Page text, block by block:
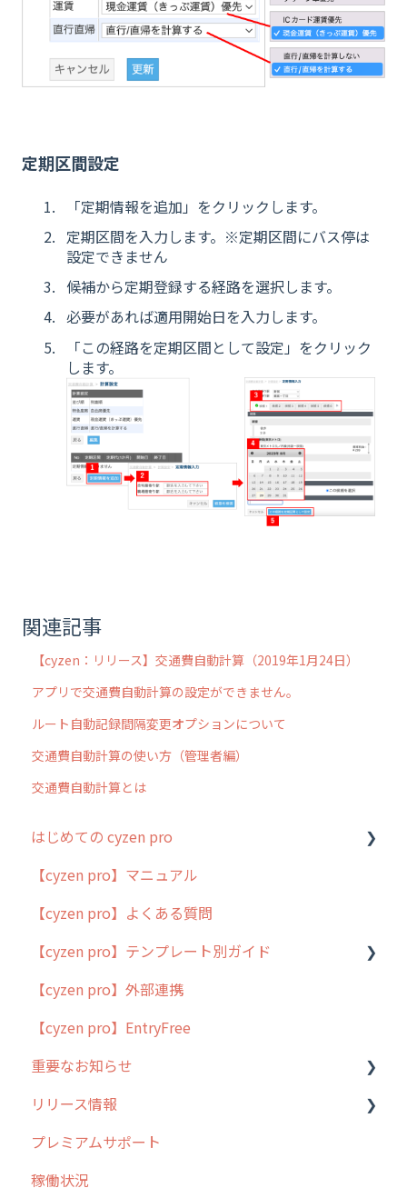
定期区間設定
「定期情報を追加」をクリックします。
定期区間を入力します。※定期区間にバス停は
設定できません
候補から定期登録する経路を選択します。
必要があれば適用開始日を入力します。
「この経路を定期区間として設定」をクリック
します。
関連記事
【cyzen：リリース】交通費自動計算（2019年1月24日）
アプリで交通費自動計算の設定ができません。
ルート自動記録間隔変更オプションについて
交通費自動計算の使い方（管理者編）
交通費自動計算とは
はじめての cyzen pro
cyzen pro とは？
簡易マニュアル
cyzen proの位置情報取得について
用語集
よくある質問
【cyzen pro】マニュアル
【cyzen pro】よくある質問
【cyzen pro】テンプレート別ガイド
ポスティング
ラウンダー
メンテナンス
外廻り営業
清掃
不動産
【cyzen pro】外部連携
【cyzen pro】EntryFree
重要なお知らせ
過去の重要なお知らせ
障害情報
リリース情報
リリース
2026年のリリース情報
プレミアムサポート
稼働状況